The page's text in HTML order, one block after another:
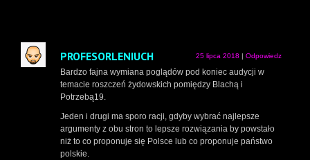
PROFESORLENIUCH 25 lipca 2018 Odpowiedz
Bardzo fajna wymiana poglądów pod koniec audycji w
temacie roszczeń żydowskich pomiędzy Blachą i
Potrzebą19.
Jeden i drugi ma sporo racji, gdyby wybrać najlepsze
argumenty z obu stron to lepsze rozwiązania by powstało
niż to co proponuje się Polsce lub co proponuje państwo
polskie.